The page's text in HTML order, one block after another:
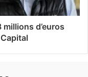
d’euros